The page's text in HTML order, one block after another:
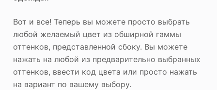
Вот и все! Теперь вы можете просто выбрать
любой желаемый цвет из обширной гаммы
оттенков, представленной сбоку. Вы можете
нажать на любой из предварительно выбранных
оттенков, ввести код цвета или просто нажать
на вариант по вашему выбору.